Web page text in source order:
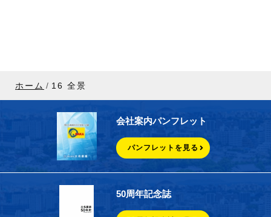
ホーム 16 全景
会社案内パンフレット
パンフレットを見る
50周年記念誌